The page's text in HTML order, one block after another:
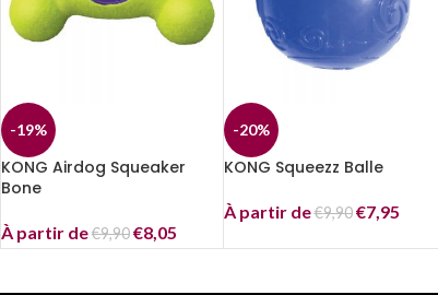
-19%
KONG Airdog Squeaker
Bone
À partir de€9,90€8,05
-20%
KONG Squeezz Balle
À partir de€9,90 €7,95